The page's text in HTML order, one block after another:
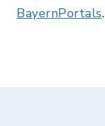
BayernPortals.